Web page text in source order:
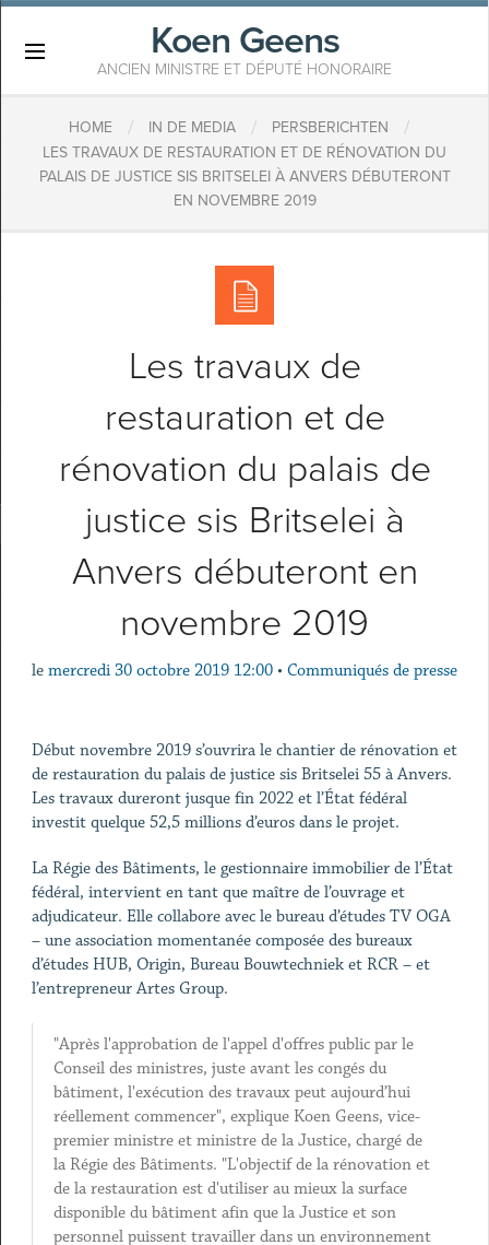
Koen Geens
ANCIEN MINISTRE ET DÉPUTÉ HONORAIRE
HOME / IN DE MEDIA / PERSBERICHTEN /
LES TRAVAUX DE RESTAURATION ET DE RÉNOVATION DU
PALAIS DE JUSTICE SIS BRITSELEI À ANVERS DÉBUTERONT
EN NOVEMBRE 2019
Les travaux de
restauration et de
rénovation du palais de
justice sis Britselei à
Anvers débuteront en
novembre 2019
le mercredi 30 octobre 2019 12:00 • Communiqués de presse
Début novembre 2019 s’ouvrira le chantier de rénovation et
de restauration du palais de justice sis Britselei 55 à Anvers.
Les travaux dureront jusque fin 2022 et l’État fédéral
investit quelque 52,5 millions d’euros dans le projet.
La Régie des Bâtiments, le gestionnaire immobilier de l’État
fédéral, intervient en tant que maître de l’ouvrage et
adjudicateur. Elle collabore avec le bureau d’études TV OGA
– une association momentanée composée des bureaux
d’études HUB, Origin, Bureau Bouwtechniek et RCR – et
l’entrepreneur Artes Group.
"Après l'approbation de l'appel d'offres public par le
Conseil des ministres, juste avant les congés du
bâtiment, l'exécution des travaux peut aujourd’hui
réellement commencer", explique Koen Geens, vice-
premier ministre et ministre de la Justice, chargé de
la Régie des Bâtiments. "L'objectif de la rénovation et
de la restauration est d'utiliser au mieux la surface
disponible du bâtiment afin que la Justice et son
personnel puissent travailler dans un environnement